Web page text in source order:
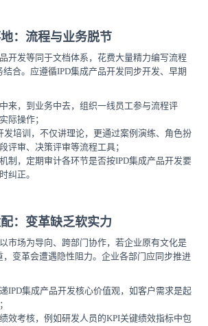
：流程与业务脱节
开发等同于文档体系，花费大量精力编写流程
合。应遵循IPD集成产品开发同步开发、早期
来，到业务中去，组织一线员工参与流程评
际操作；
发培训，不仅讲理论，更通过案例演练、角色扮
评审、决策评审等流程工具；
制，定期审计各环节是否按IPD集成产品开发要
纠正。
：变革缺乏软实力
市场为导向、跨部门协作，若企业原有文化是
变革会遭遇隐性阻力。企业各部门应同步推进
IPD集成产品开发核心价值观，如客户需求是起
效考核，例如研发人员的KPI关键绩效指标中包